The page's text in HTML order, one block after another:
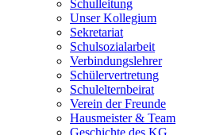
Schulleitung
Unser Kollegium
Sekretariat
Schulsozialarbeit
Verbindungslehrer
Schülervertretung
Schulelternbeirat
Verein der Freunde
Hausmeister & Team
Geschichte des KG